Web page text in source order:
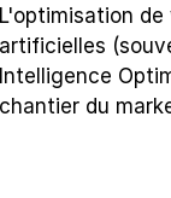
L'optimisation
artificielles
Intelligence
chantier du